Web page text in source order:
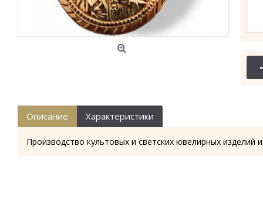
-
Описание Характеристики
Производство культовых и светских ювелирных изделий